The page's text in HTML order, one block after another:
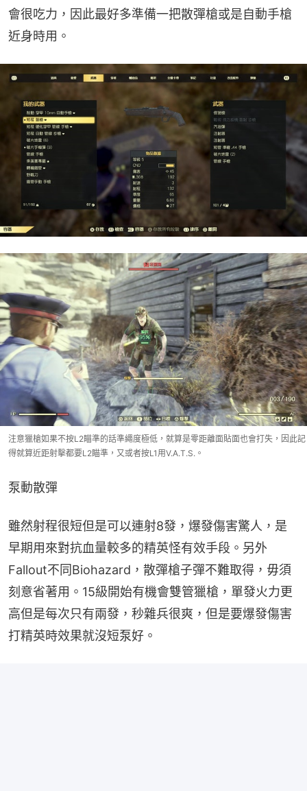
會很吃力，因此最好多準備一把散彈槍或是自動手槍
近身時用。
注意獵槍如果不按L2瞄準的話準繩度極低，就算是零距離面貼面也會打失，因此記
得就算近距射擊都要L2瞄準，又或者按L1用V.A.T.S.。
泵動散彈
雖然射程很短但是可以連射8發，爆發傷害驚人，是
早期用來對抗血量較多的精英怪有效手段。另外
Fallout不同Biohazard，散彈槍子彈不難取得，毋須
刻意省著用。15級開始有機會雙管獵槍，單發火力更
高但是每次只有兩發，秒雜兵很爽，但是要爆發傷害
打精英時效果就沒短泵好。